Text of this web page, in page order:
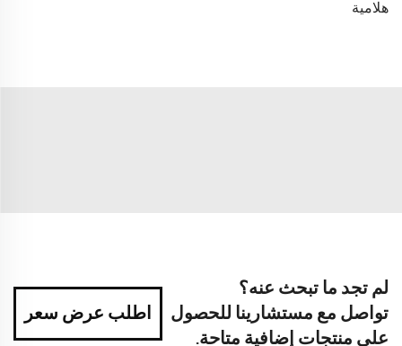
هلامية
لم تجد ما تبحث عنه؟
تواصل مع مستشارينا للحصول
على منتجات إضافية متاحة.
اطلب عرض سعر